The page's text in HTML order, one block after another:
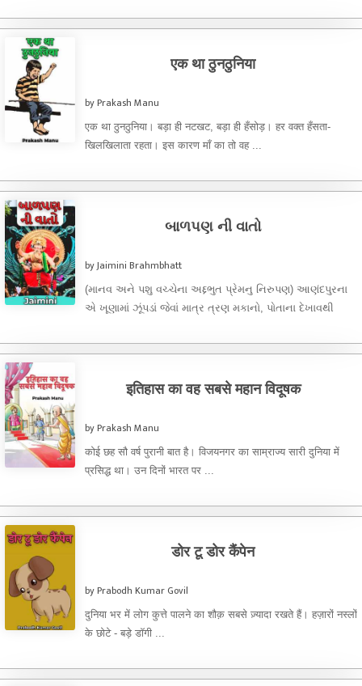
एक था ठुनठुनिया
by Prakash Manu
एक था ठुनठुनिया। बड़ा ही नटखट, बड़ा ही हँसोड़। हर वक्त हँसता-
खिलखिलाता रहता। इस कारण माँ का तो वह ...
બાળપણ ની વાતો
by Jaimini Brahmbhatt
(માનવ અને પશુ વચ્ચેના અદ્દભુત પ્રેમનુ નિરુપણ) આણંદપુરના
એ ખૂણામાં ઝૂંપડાં જેવાં માત્ર ત્રણ મકાનો, પોતાના દેખાવથી
इतिहास का वह सबसे महान विदूषक
by Prakash Manu
कोई छह सौ वर्ष पुरानी बात है। विजयनगर का साम्राज्य सारी दुनिया में
प्रसिद्ध था। उन दिनों भारत पर ...
डोर टू डोर कैंपेन
by Prabodh Kumar Govil
दुनिया भर में लोग कुत्ते पालने का शौक़ सबसे ज़्यादा रखते हैं। हज़ारों नस्लों
के छोटे - बड़े डॉगी ...